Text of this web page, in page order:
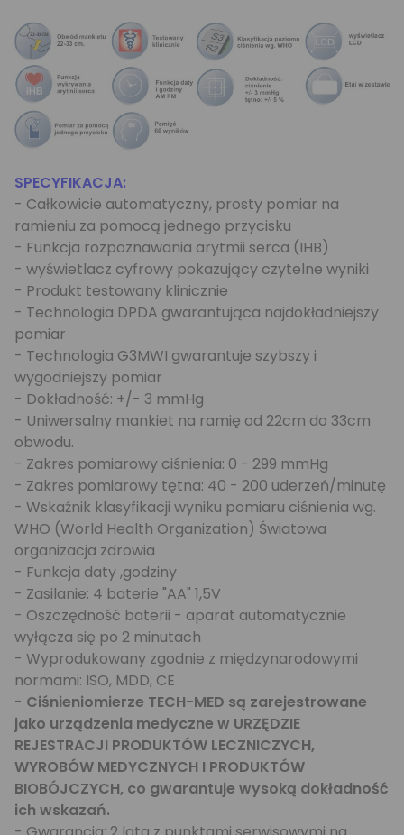
SPECYFIKACJA:
- Całkowicie automatyczny, prosty pomiar na
ramieniu za pomocą jednego przycisku
- Funkcja rozpoznawania arytmii serca (IHB)
- wyświetlacz cyfrowy pokazujący czytelne wyniki
- Produkt testowany klinicznie
- Technologia DPDA gwarantująca najdokładniejszy
pomiar
- Technologia G3MWI gwarantuje szybszy i
wygodniejszy pomiar
- Dokładność: +/- 3 mmHg
- Uniwersalny mankiet na ramię od 22cm do 33cm
obwodu.
- Zakres pomiarowy ciśnienia: 0 - 299 mmHg
- Zakres pomiarowy tętna: 40 - 200 uderzeń/minutę
- Wskaźnik klasyfikacji wyniku pomiaru ciśnienia wg.
WHO (World Health Organization) Światowa
organizacja zdrowia
- Funkcja daty ,godziny
- Zasilanie: 4 baterie "AA" 1,5V
- Oszczędność baterii - aparat automatycznie
wyłącza się po 2 minutach
- Wyprodukowany zgodnie z międzynarodowymi
normami: ISO, MDD, CE
- Ciśnieniomierze TECH-MED są zarejestrowane
jako urządzenia medyczne w URZĘDZIE
REJESTRACJI PRODUKTÓW LECZNICZYCH,
WYROBÓW MEDYCZNYCH I PRODUKTÓW
BIOBÓJCZYCH, co gwarantuje wysoką dokładność
ich wskazań.